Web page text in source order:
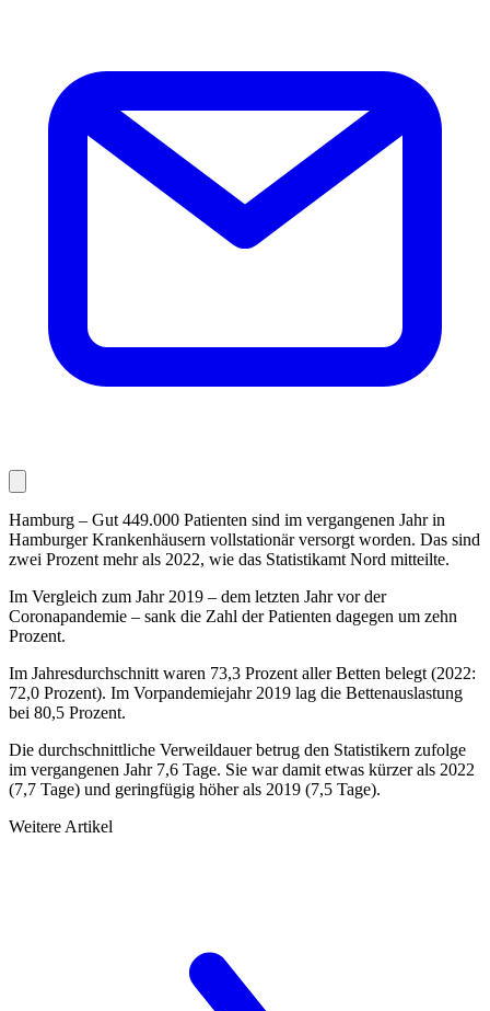
Hamburg – Gut 449.000 Patienten sind im vergangenen Jahr in
Hamburger Krankenhäusern vollstationär ver­sorgt worden. Das sind
zwei Prozent mehr als 2022, wie das Statistikamt Nord mitteilte.
Im Vergleich zum Jahr 2019 – dem letzten Jahr vor der
Coronapandemie – sank die Zahl der Patienten dagegen um zehn
Prozent.
Im Jahresdurchschnitt waren 73,3 Prozent aller Betten belegt (2022:
72,0 Prozent). Im Vorpandemiejahr 2019 lag die Bettenauslastung
bei 80,5 Prozent.
Die durchschnittliche Verweildauer betrug den Statistikern zufolge
im vergangenen Jahr 7,6 Tage. Sie war damit etwas kürzer als 2022
(7,7 Tage) und geringfügig höher als 2019 (7,5 Tage).
Weitere Artikel